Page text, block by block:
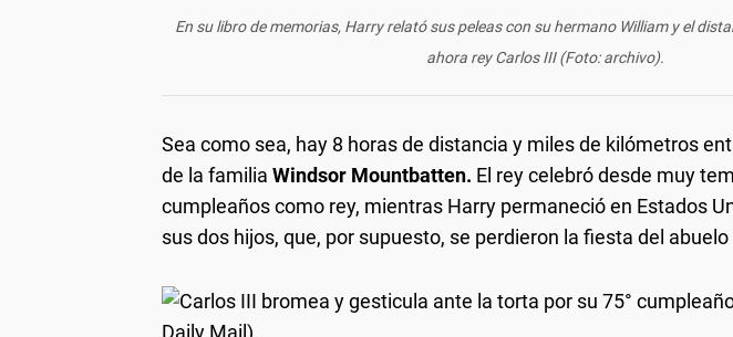
En su libro de memorias, Harry relató sus peleas con su hermano William y el
ahora rey Carlos III (Foto: archivo).
Sea como sea, hay 8 horas de distancia y miles de kilómetros
de la familia Windsor Mountbatten. El rey celebró desde muy
cumpleaños como rey, mientras Harry permaneció en Estados
sus dos hijos, que, por supuesto, se perdieron la fiesta del abuelo